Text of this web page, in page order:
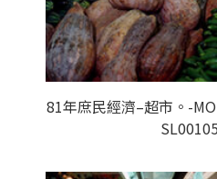
81年庶民經濟–超市。-